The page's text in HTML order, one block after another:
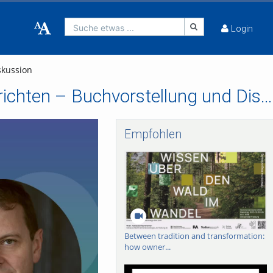
Suche etwas ... Login
Die Alarmierten. Was Verschwörungstheorien anrichten – Buchvorstellung und Diskussion
Empfohlen
Between tradition and transformation:
how owner...